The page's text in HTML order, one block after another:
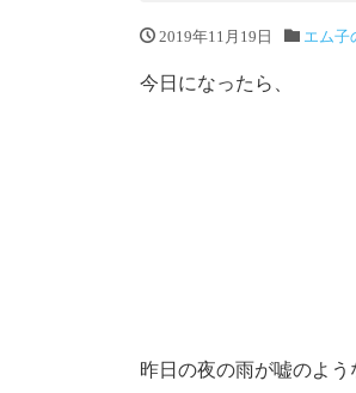
2019年11月19日 エム子
今日になったら、
昨日の夜の雨が嘘のよう